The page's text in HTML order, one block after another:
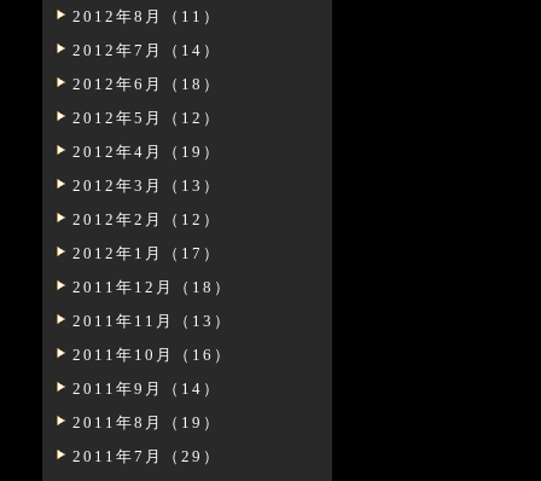
2012年8月（11）
2012年7月（14）
2012年6月（18）
2012年5月（12）
2012年4月（19）
2012年3月（13）
2012年2月（12）
2012年1月（17）
2011年12月（18）
2011年11月（13）
2011年10月（16）
2011年9月（14）
2011年8月（19）
2011年7月（29）